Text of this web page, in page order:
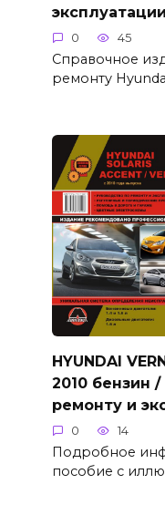
эксплуатации
0 45
Справочное
ремонту
HYUNDAI
2010 бензин
ремонту и
0 14
Подробное
пособие с